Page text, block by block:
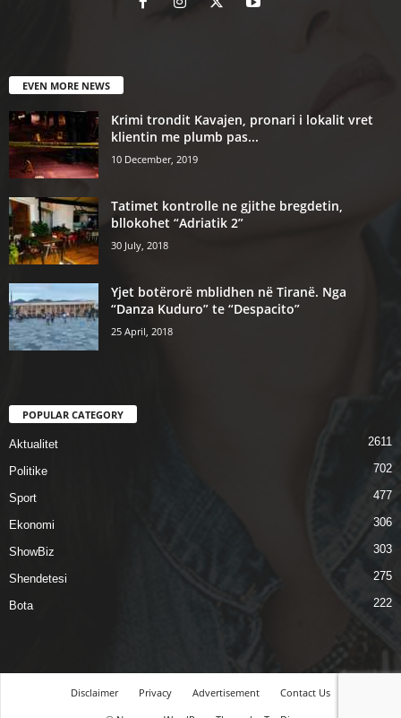
EVEN MORE NEWS
Krimi trondit Kavajen, pronari i lokalit vret
klientin me plumb pas...
10 December, 2019
Tatimet kontrolle ne gjithe bregdetin,
bllokohet “Adriatik 2”
30 July, 2018
Yjet botërorë mblidhen në Tiranë. Nga
“Danza Kuduro” te “Despacito”
25 April, 2018
POPULAR CATEGORY
Aktualitet 2611
Politike 702
Sport 477
Ekonomi 306
ShowBiz 303
Shendetesi 275
Bota 222
Disclaimer Privacy Advertisement
Contact Us